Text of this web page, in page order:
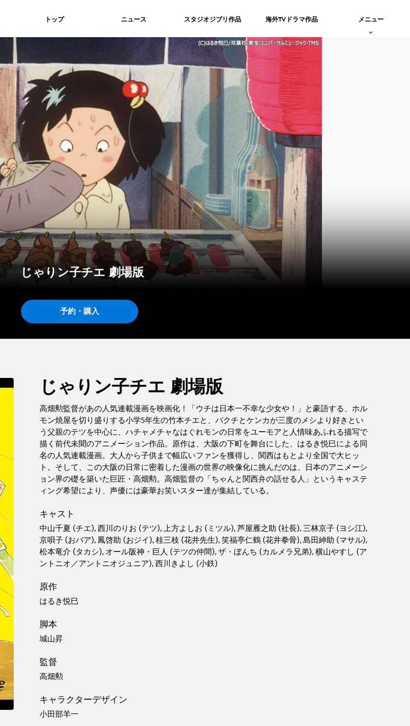
トップ ニュース スタジオジブリ作品 海外TVドラマ作品 メニュー
じゃりン子チエ 劇場版
予約・購入
じゃりン子チエ 劇場版
高畑勲監督があの人気連載漫画を映画化！「ウチは日本一不幸な少女や！」と豪語する、ホル
モン焼屋を切り盛りする小学5年生の竹本チエと、バクチとケンカが三度のメシより好きとい
う父親のテツを中心に、ハチャメチャなはぐれモンの日常をユーモアと人情味あふれる描写で
描く前代未聞のアニメーション作品。原作は、大阪の下町を舞台にした、はるき悦巳による同
名の人気連載漫画。大人から子供まで幅広いファンを獲得し、関西はもとより全国で大ヒッ
ト。そして、この大阪の日常に密着した漫画の世界の映像化に挑んだのは、日本のアニメーシ
ョン界の礎を築いた巨匠・高畑勲。高畑監督の「ちゃんと関西弁の話せる人」というキャステ
ィング希望により、声優には豪華お笑いスター達が集結している。
キャスト
中山千夏 (チエ), 西川のりお (テツ), 上方よしお (ミツル), 芦屋雁之助 (社長), 三林京子 (ヨシ江),
京唄子 (おバア), 鳳啓助 (おジイ), 桂三枝 (花井先生), 笑福亭仁鶴 (花井拳骨), 島田紳助 (マサル),
松本竜介 (タカシ), オール阪神・巨人 (テツの仲間), ザ・ぼんち (カルメラ兄弟), 横山やすし (ア
ントニオ／アントニオジュニア), 西川きよし (小鉄)
原作
はるき悦巳
脚本
城山昇
監督
高畑勲
キャラクターデザイン
小田部羊一